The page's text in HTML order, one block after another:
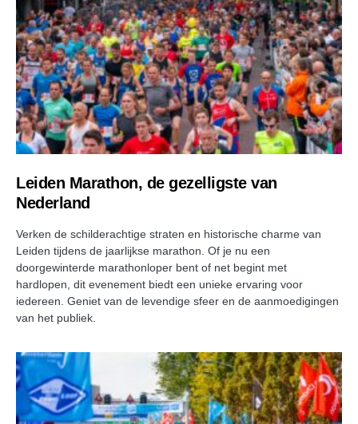
Leiden Marathon, de gezelligste van
Nederland
Verken de schilderachtige straten en historische charme van
Leiden tijdens de jaarlijkse marathon. Of je nu een
doorgewinterde marathonloper bent of net begint met
hardlopen, dit evenement biedt een unieke ervaring voor
iedereen. Geniet van de levendige sfeer en de aanmoedigingen
van het publiek.